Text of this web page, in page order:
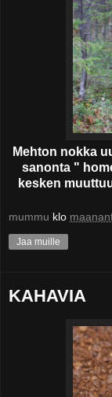
Mehton nokka
sanonta "
kesken
mummu klo
Jaa muille
KAHAVIA